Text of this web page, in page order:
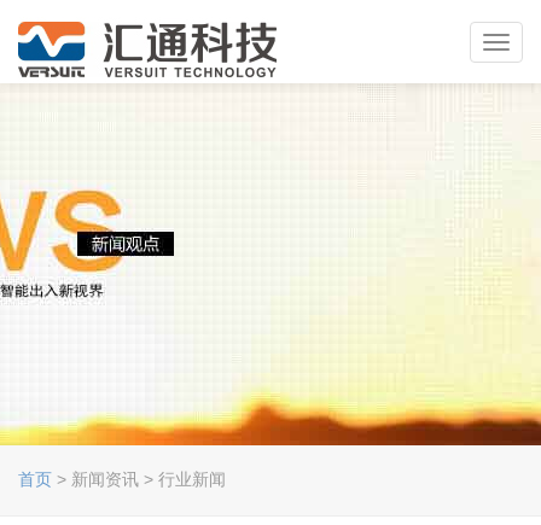
首页 > 新闻资讯 > 行业新闻